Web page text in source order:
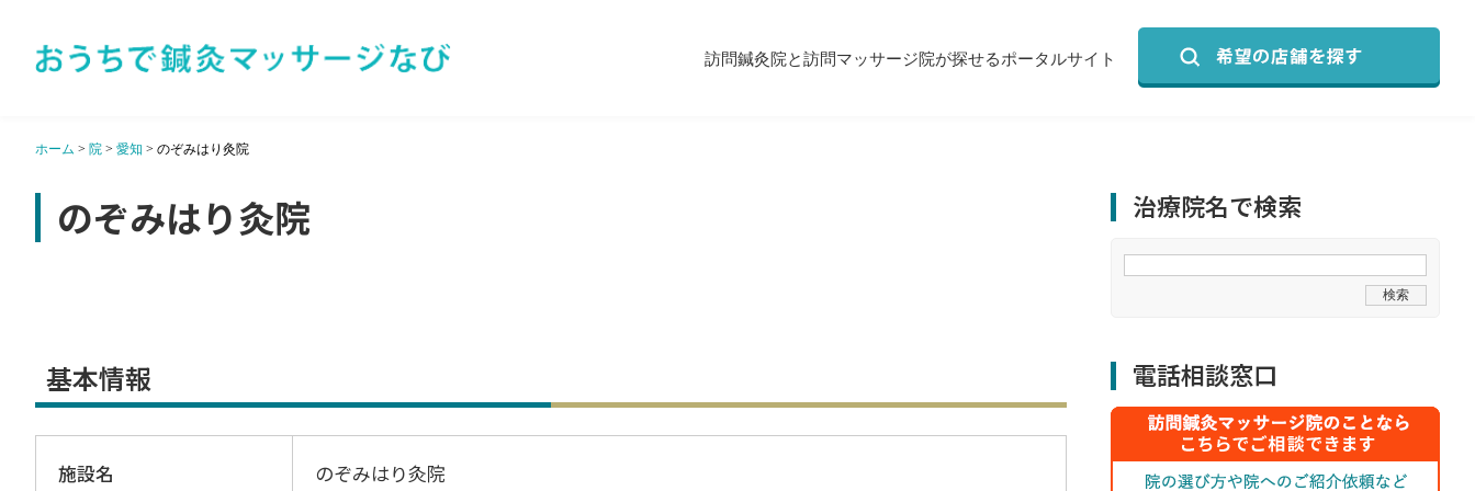
訪問鍼灸院と訪問マッサージ院が探せるポータルサイト
ホーム > 院 > 愛知 > のぞみはり灸院
のぞみはり灸院
基本情報
施設名 のぞみはり灸院
治療院名で検索
電話相談窓口